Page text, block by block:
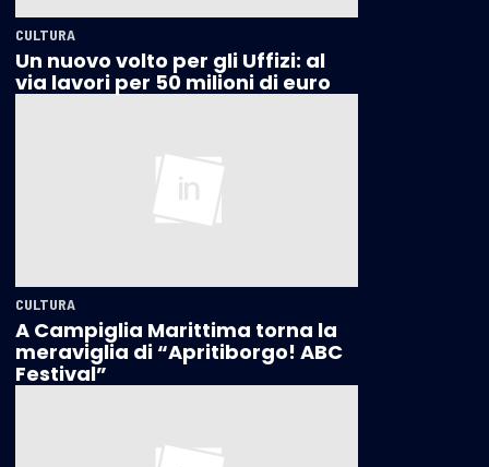
CULTURA
Un nuovo volto per gli Uffizi: al
via lavori per 50 milioni di euro
CULTURA
A Campiglia Marittima torna la
meraviglia di “Apritiborgo! ABC
Festival”